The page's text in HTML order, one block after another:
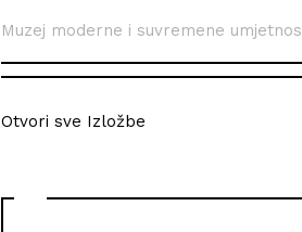
Muzej moderne i suvremene
Otvori sve Izložbe